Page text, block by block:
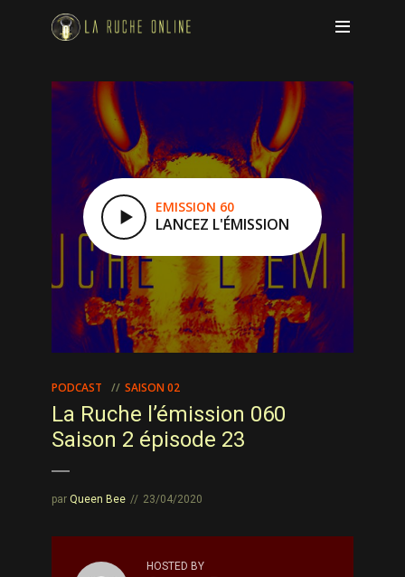
EMISSION 60
LANCEZ L'ÉMISSION
PODCAST SAISON 02
La Ruche l’émission 060
Saison 2 épisode 23
par Queen Bee 23/04/2020
HOSTED BY